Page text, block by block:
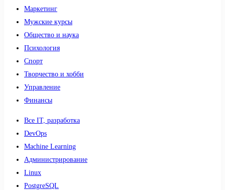
Маркетинг
Мужские курсы
Общество и наука
Психология
Спорт
Творчество и хобби
Управление
Финансы
Все IT, разработка
DevOps
Machine Learning
Администрирование
Linux
PostgreSQL